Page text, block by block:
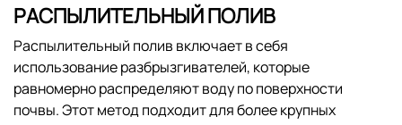
РАСПЫЛИТЕЛЬНЫЙ ПОЛИВ
Распылительный полив включает в себя
использование разбрызгивателей, которые
равномерно распределяют воду по поверхности
почвы. Этот метод подходит для более крупных